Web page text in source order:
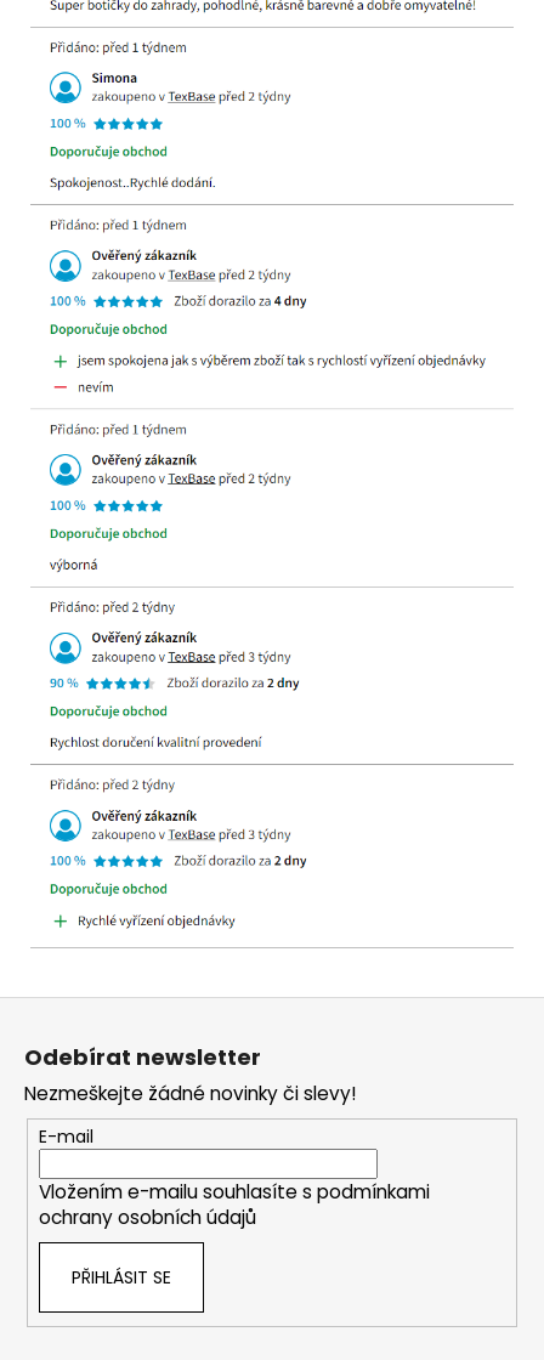
Odebírat newsletter
Nezmeškejte žádné novinky či slevy!
E-mail
Vložením e-mailu souhlasíte s podmínkami
ochrany osobních údajů
PŘIHLÁSIT SE